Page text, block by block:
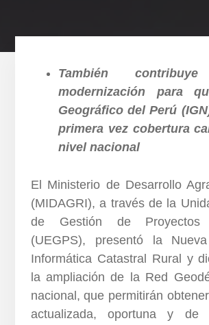
También
modernización para
Geográfico del Perú
primera vez cobertura
nivel nacional
El Ministerio de Desarrollo
(MIDAGRI), a través de la
de Gestión de Proyectos
(UEGPS), presentó la
Informática Catastral Rural y
la ampliación de la Red
nacional, que permitirán
actualizada, oportuna y de